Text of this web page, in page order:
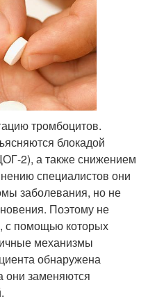
тромбоцитов.
блокадой
2), а также снижением
специалистов они
заболевания, но не
Поэтому не
с помощью которых
механизмы
обнаружена
они заменяются